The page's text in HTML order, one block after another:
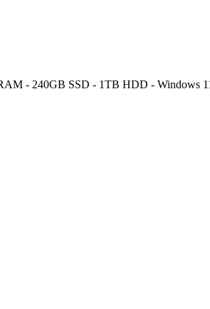
- 240GB SSD - 1TB HDD - Windows